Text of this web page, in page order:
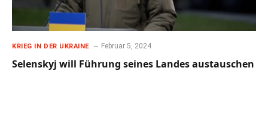
KRIEG IN DER UKRAINE Februar 5, 2024
Selenskyj will Führung seines Landes austauschen